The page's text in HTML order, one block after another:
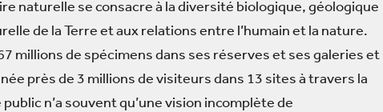
naturelle se consacre à la diversité biologique, géologique
de la Terre et aux relations entre l’humain et la nature.
millions de spécimens dans ses réserves et ses galeries et
près de 3 millions de visiteurs dans 13 sites à travers la
n’a souvent qu’une vision incomplète de